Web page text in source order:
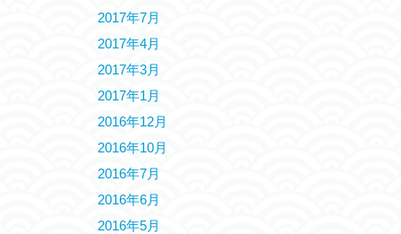
2017年7月
2017年4月
2017年3月
2017年1月
2016年12月
2016年10月
2016年7月
2016年6月
2016年5月